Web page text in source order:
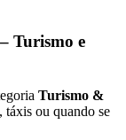
Turismo e
Turismo &
táxis ou quando se